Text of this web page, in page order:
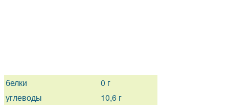
белки
0 г
углеводы
10,6 г